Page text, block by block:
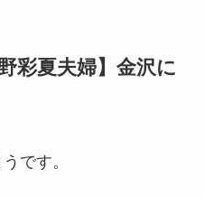
彩夏夫婦】金沢に
です。